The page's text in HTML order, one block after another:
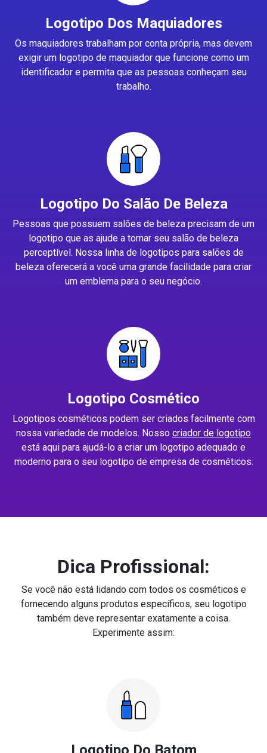
Logotipo Dos Maquiadores
Os maquiadores trabalham por conta própria, mas devem
exigir um logotipo de maquiador que funcione como um
identificador e permita que as pessoas conheçam seu
trabalho.
Logotipo Do Salão De Beleza
Pessoas que possuem salões de beleza precisam de um
logotipo que as ajude a tornar seu salão de beleza
perceptível. Nossa linha de logotipos para salões de
beleza oferecerá a você uma grande facilidade para criar
um emblema para o seu negócio.
Logotipo Cosmético
Logotipos cosméticos podem ser criados facilmente com
nossa variedade de modelos. Nosso criador de logotipo
está aqui para ajudá-lo a criar um logotipo adequado e
moderno para o seu logotipo de empresa de cosméticos.
Dica Profissional:
Se você não está lidando com todos os cosméticos e
fornecendo alguns produtos específicos, seu logotipo
também deve representar exatamente a coisa.
Experimente assim: